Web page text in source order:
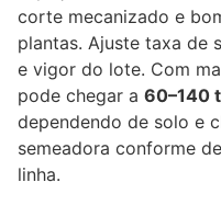
corte mecanizado e
plantas. Ajuste taxa de
e vigor do lote. Com
pode chegar a 60–140
dependendo de solo e
semeadora conforme
linha.